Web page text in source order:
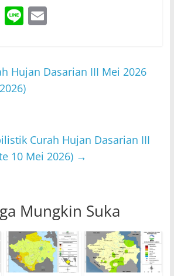
F
e
b
k
Li E
l
Hujan Dasarian III Mei 2026
Curah Hujan Dasarian III
10 Mei 2026) →
Mungkin Suka